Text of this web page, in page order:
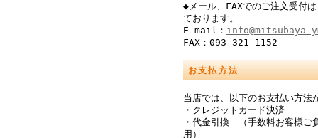
◆メール、FAXでのご注文受付
ております。
E-mail： info@mitsubaya-
FAX：093-321-1152
お支払方法
当店では、以下のお支払い方法
・クレジットカード決済
・代金引換 （手数料お客様ご
用）